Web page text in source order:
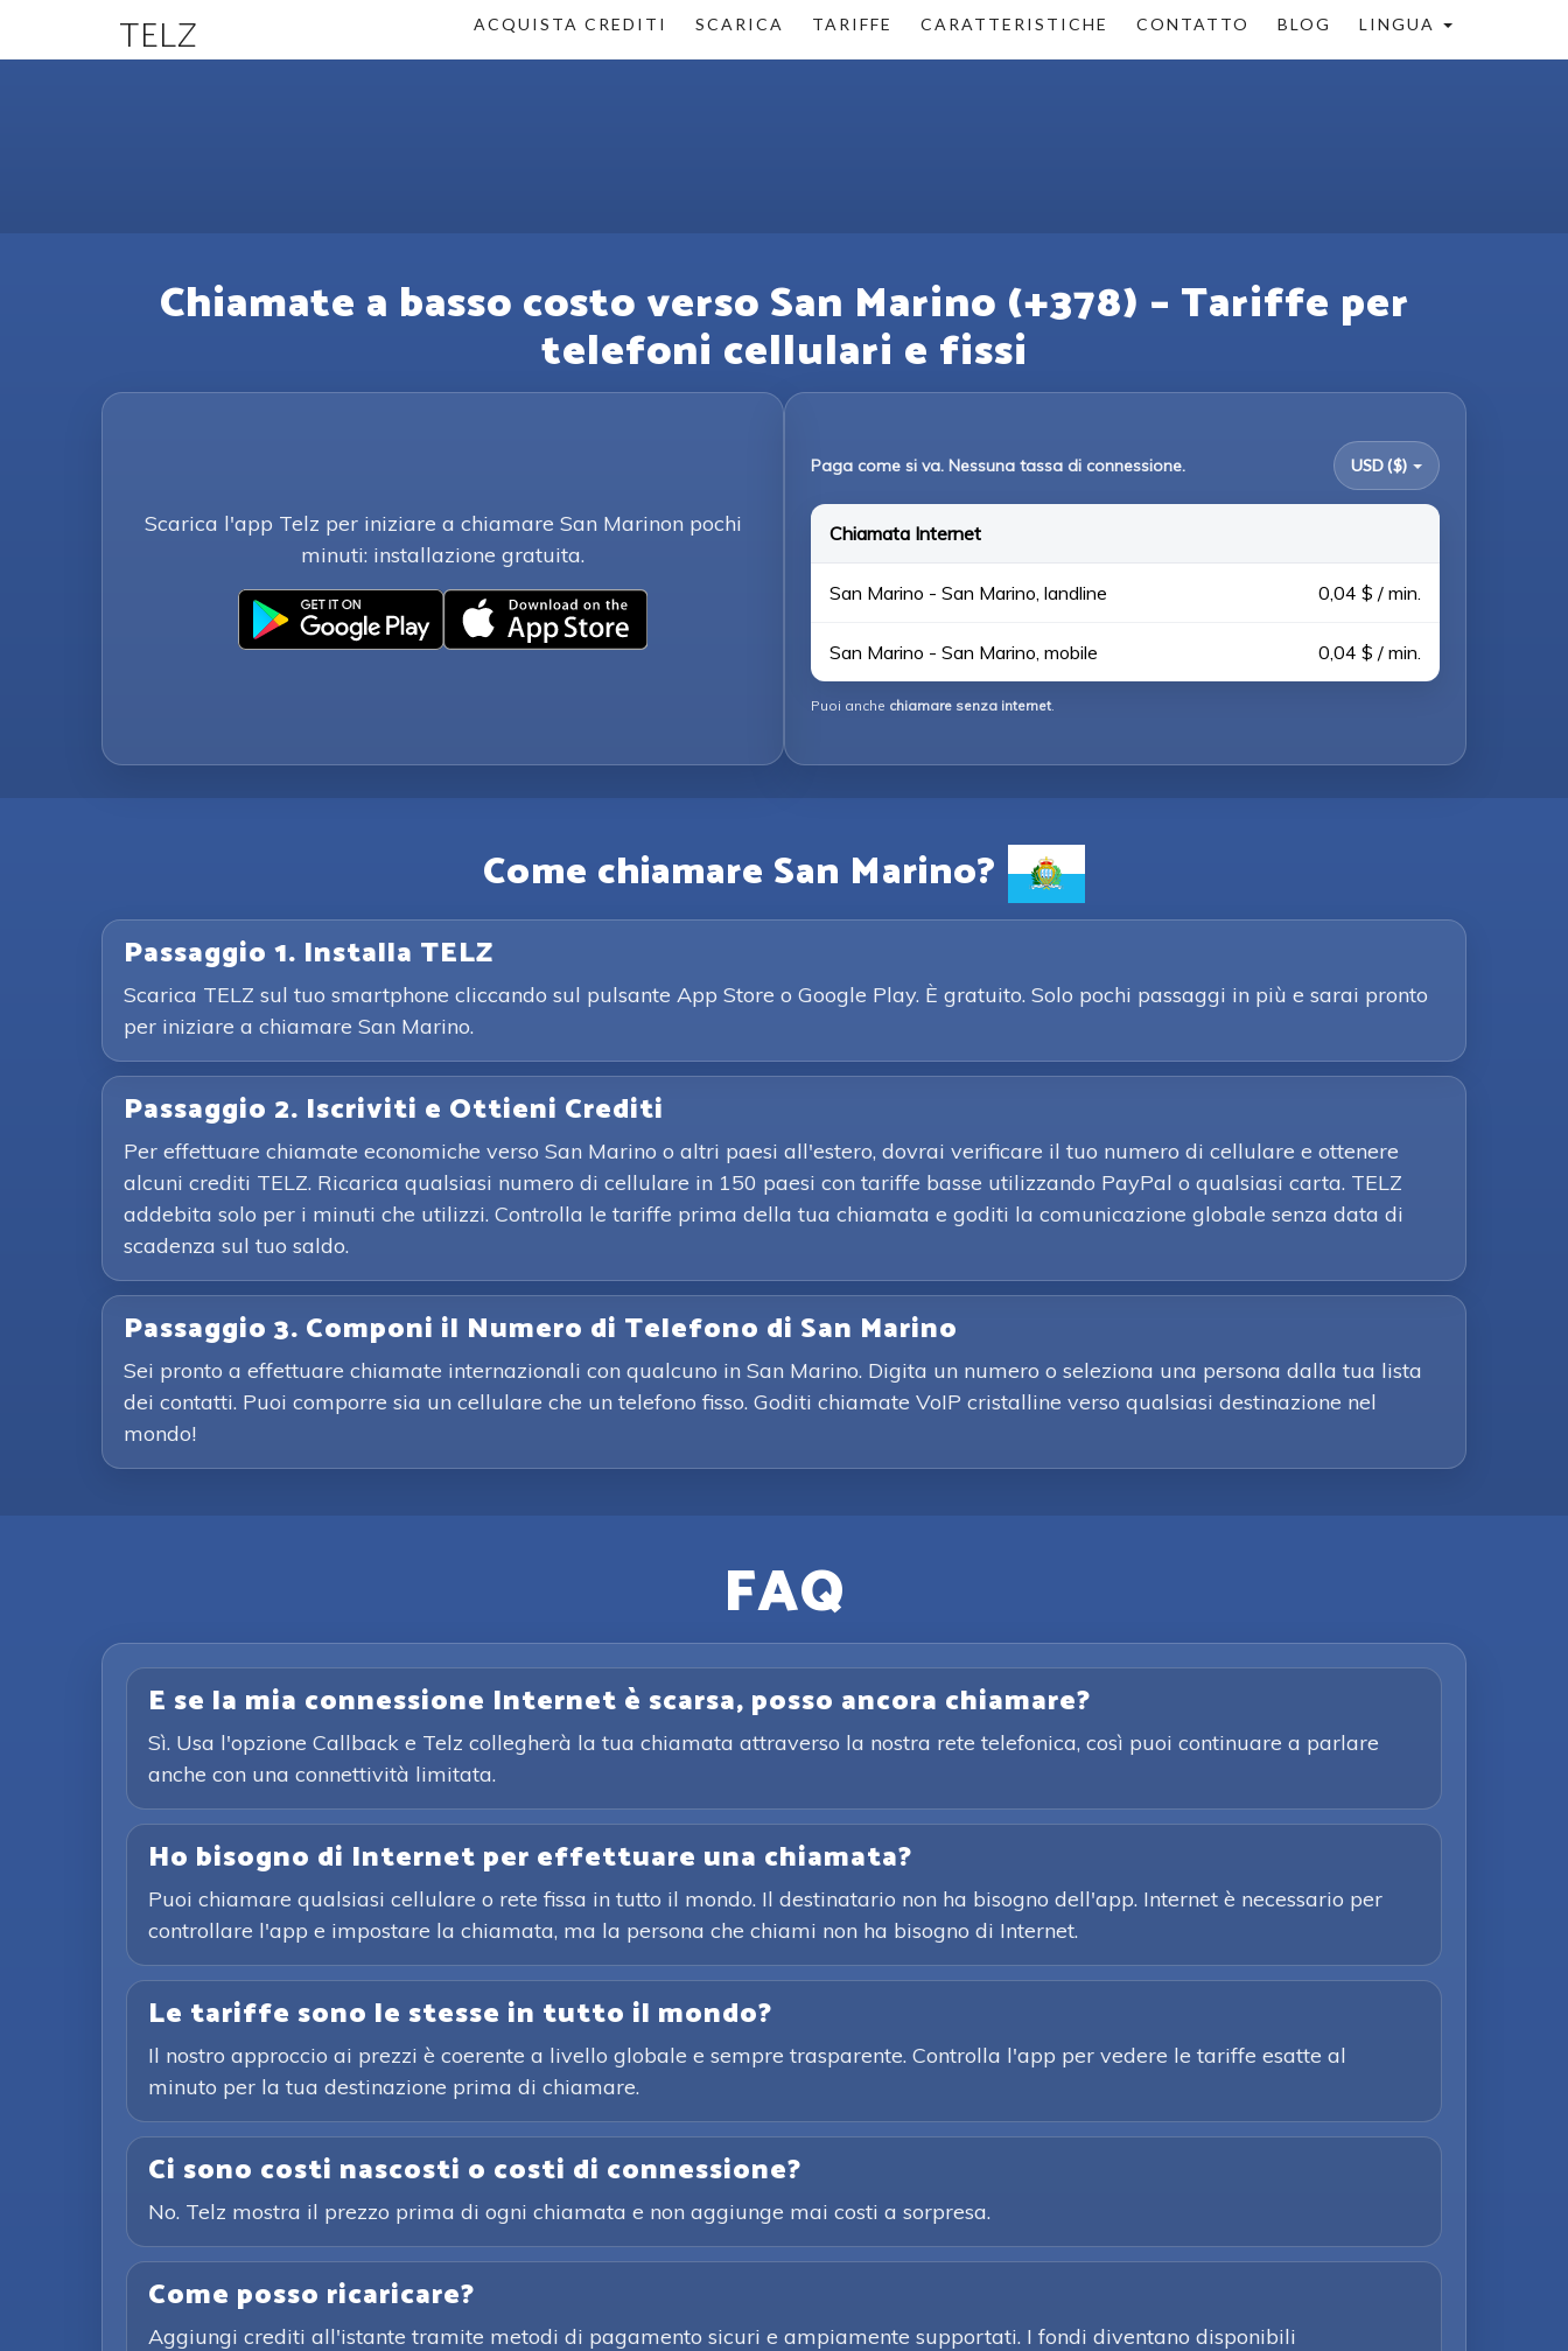
TELZ ACQUISTA CREDITI SCARICA TARIFFE CARATTERISTICHE CONTATTO BLOG LINGUA
Chiamate a basso costo verso San Marino (+378) – Tariffe per
telefoni cellulari e fissi
Scarica l'app Telz per iniziare a chiamare San Marinon pochi
minuti: installazione gratuita.
Paga come si va. Nessuna tassa di connessione. USD ($)
Chiamata Internet
San Marino - San Marino, landline 0,04 $ / min.
San Marino - San Marino, mobile 0,04 $ / min.
Puoi anche chiamare senza internet.
Come chiamare San Marino?
Passaggio 1. Installa TELZ
Scarica TELZ sul tuo smartphone cliccando sul pulsante App Store o Google Play. È gratuito. Solo pochi passaggi in più e sarai pronto
per iniziare a chiamare San Marino.
Passaggio 2. Iscriviti e Ottieni Crediti
Per effettuare chiamate economiche verso San Marino o altri paesi all'estero, dovrai verificare il tuo numero di cellulare e ottenere
alcuni crediti TELZ. Ricarica qualsiasi numero di cellulare in 150 paesi con tariffe basse utilizzando PayPal o qualsiasi carta. TELZ
addebita solo per i minuti che utilizzi. Controlla le tariffe prima della tua chiamata e goditi la comunicazione globale senza data di
scadenza sul tuo saldo.
Passaggio 3. Componi il Numero di Telefono di San Marino
Sei pronto a effettuare chiamate internazionali con qualcuno in San Marino. Digita un numero o seleziona una persona dalla tua lista
dei contatti. Puoi comporre sia un cellulare che un telefono fisso. Goditi chiamate VoIP cristalline verso qualsiasi destinazione nel
mondo!
FAQ
E se la mia connessione Internet è scarsa, posso ancora chiamare?
Sì. Usa l'opzione Callback e Telz collegherà la tua chiamata attraverso la nostra rete telefonica, così puoi continuare a parlare
anche con una connettività limitata.
Ho bisogno di Internet per effettuare una chiamata?
Puoi chiamare qualsiasi cellulare o rete fissa in tutto il mondo. Il destinatario non ha bisogno dell'app. Internet è necessario per
controllare l'app e impostare la chiamata, ma la persona che chiami non ha bisogno di Internet.
Le tariffe sono le stesse in tutto il mondo?
Il nostro approccio ai prezzi è coerente a livello globale e sempre trasparente. Controlla l'app per vedere le tariffe esatte al
minuto per la tua destinazione prima di chiamare.
Ci sono costi nascosti o costi di connessione?
No. Telz mostra il prezzo prima di ogni chiamata e non aggiunge mai costi a sorpresa.
Come posso ricaricare?
Aggiungi crediti all'istante tramite metodi di pagamento sicuri e ampiamente supportati. I fondi diventano disponibili